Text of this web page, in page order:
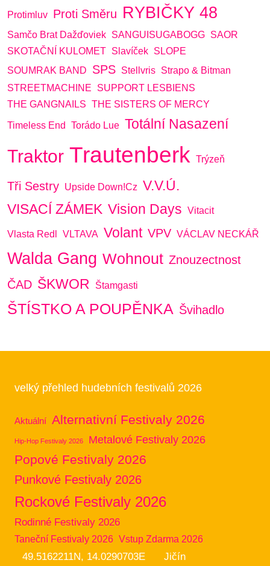
Protimluv Proti Směru RYBIČKY 48
Samčo Brat Dažďoviek SANGUISUGABOGG SAOR
SKOTAČNÍ KULOMET Slavíček SLOPE
SOUMRAK BAND
SPS Stellvris Strapo & Bitman
STREETMACHINE
SUPPORT LESBIENS
THE GANGNAILS THE SISTERS OF MERCY
Timeless End Torádo Lue Totální Nasazení
Traktor Trautenberk Trýzeň
Tři Sestry Upside Down!cz V.V.Ú.
VISACÍ ZÁMEK Vision Days Vitacit
Vlasta Redl VLTAVA Volant VPV VÁCLAV NECKÁŘ
Walda Gang Wohnout Znouzectnost
ČAD ŠKWOR Štamgasti
ŠTÍSTKO A POUPĚNKA Švihadlo
velký přehled hudebních festivalů 2026
Aktuální Alternativní Festivaly 2026
Hip-Hop Festivaly 2026 Metalové Festivaly 2026
Popové Festivaly 2026
Punkové Festivaly 2026
Rockové Festivaly 2026
Rodinné Festivaly 2026
Taneční Festivaly 2026 Vstup Zdarma 2026
49.5162211N, 14.0290703E Jičín